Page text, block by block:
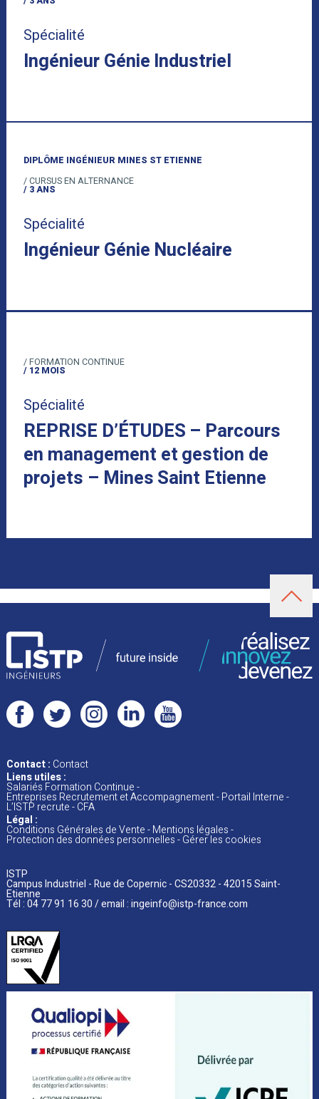
Spécialité
Ingénieur Génie Industriel
DIPLÔME INGÉNIEUR MINES ST ETIENNE
/ CURSUS EN ALTERNANCE
/ 3 ANS
Spécialité
Ingénieur Génie Nucléaire
/ FORMATION CONTINUE
/ 12 MOIS
Spécialité
REPRISE D’ÉTUDES – Parcours
en management et gestion de
projets – Mines Saint Etienne
Contact : Contact
Liens utiles :
Salariés Formation Continue
Entreprises Recrutement et Accompagnement Portail Interne
L’ISTP recrute CFA
Légal :
Conditions Générales de Vente Mentions légales
Protection des données personnelles Gérer les cookies
ISTP
Campus Industriel - Rue de Copernic - CS20332 - 42015 Saint-
Etienne
Tél : 04 77 91 16 30 / email :ingeinfo@istp-france.com